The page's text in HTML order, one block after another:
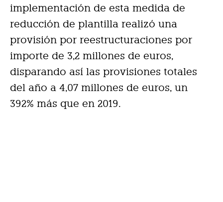
implementación de esta medida de
reducción de plantilla realizó una
provisión por reestructuraciones por
importe de 3,2 millones de euros,
disparando así las provisiones totales
del año a 4,07 millones de euros, un
392% más que en 2019.